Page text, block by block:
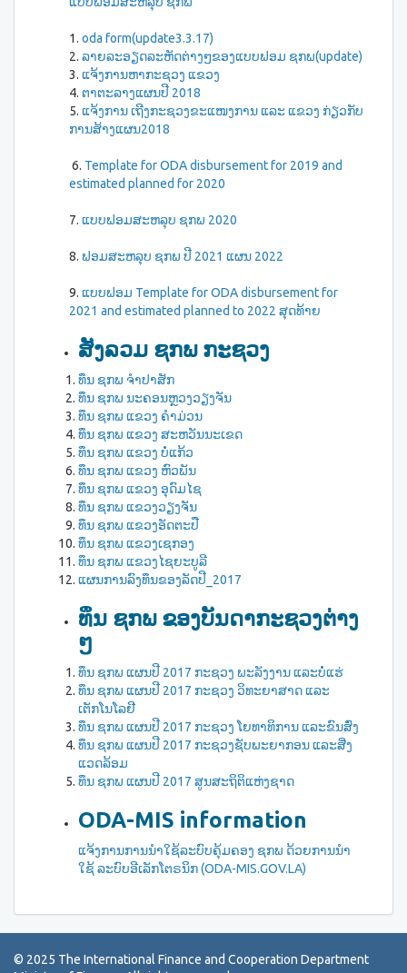
1. oda form(update3.3.17)
2. ລາຍລະອຽດລະຫັດຕ່າງໆຂອງແບບຟອມ ຊກພ(update)
3. ແຈ້ງການຫາກະຊວງ ແຂວງ
4. ຕາຕະລາງແຜນປີ 2018
5. ແຈ້ງການ ເຖີງກະຊວງຂະແໜງການ ແລະ ແຂວງ ກ່ຽວກັບ
ການສ້າງແຜນ2018
6. Template for ODA disbursement for 2019 and
estimated planned for 2020
7. ແບບຟອມສະຫລຸບ ຊກພ 2020
8. ຟອມສະຫລຸບ ຊກພ ປີ 2021 ແຜນ 2022
9. ແບບຟອມ Template for ODA disbursement for
2021 and estimated planned to 2022 ສຸດທ້າຍ
ສັງລວມ ຊກພ ກະຊວງ
ທຶນ ຊກພ ຈຳປາສັກ
ທຶນ ຊກພ ນະຄອນຫຼວງວຽງຈັນ
ທຶນ ຊກພ ແຂວງ ຄຳມ່ວນ
ທຶນ ຊກພ ແຂວງ ສະຫວັນນະເຂດ
ທຶນ ຊກພ ແຂວງ ບໍ່ແກ້ວ
ທຶນ ຊກພ ແຂວງ ຫົວພັນ
ທຶນ ຊກພ ແຂວງ ອຸດົມໄຊ
ທຶນ ຊກພ ແຂວງວຽງຈັນ
ທຶນ ຊກພ ແຂວງອັດຕະປື
ທຶນ ຊກພ ແຂວງເຊກອງ
ທຶນ ຊກພ ແຂວງໄຊຍະບູລີ
ແຜນການລົງທຶນຂອງລັດປີ_2017
ທຶນ ຊກພ ຂອງບັນດາກະຊວງຕ່າງ
ໆ
ທຶນ ຊກພ ແຜນປີ 2017 ກະຊວງ ພະລັງງານ ແລະບໍ່ແຮ່
ທຶນ ຊກພ ແຜນປີ 2017 ກະຊວງ ວິທະຍາສາດ ແລະ
ເຕັກໂນໂລຢີ
ທຶນ ຊກພ ແຜນປີ 2017 ກະຊວງ ໂຍທາທິການ ແລະຂົນສົ່ງ
ທຶນ ຊກພ ແຜນປີ 2017 ກະຊວງຊັບພະຍາກອນ ແລະສີ່ງ
ແວດລ້ອມ
ທຶນ ຊກພ ແຜນປີ 2017 ສູນສະຖິຕິແຫ່ງຊາດ
ODA-MIS information
ແຈ້ງການການນຳໃຊ້ລະບົບຄຸ້ມຄອງ ຊກພ ດ້ວຍການນຳ
ໃຊ້ ລະບົບອີເລັກໂຕຣນິກ (ODA-MIS.GOV.LA)